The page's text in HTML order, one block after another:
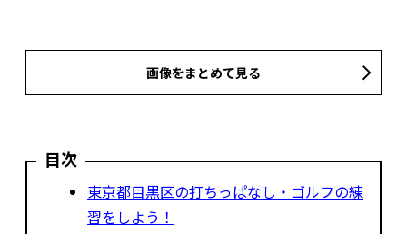
画像をまとめて見る
目次
東京都目黒区の打ちっぱなし・ゴルフの練
習をしよう！